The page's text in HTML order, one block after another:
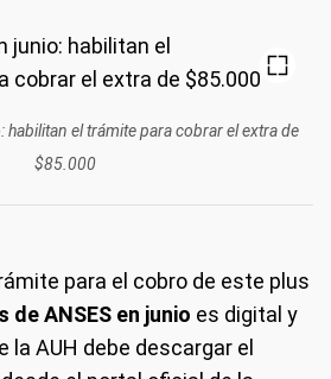
habilitan el trámite para cobrar el extra de
$85.000
para el cobro de este plus
de ANSES en junio es digital y
la AUH debe descargar el